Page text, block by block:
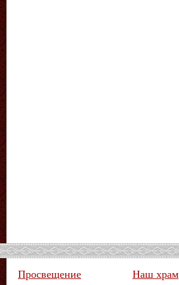
Просвещение Наш храм